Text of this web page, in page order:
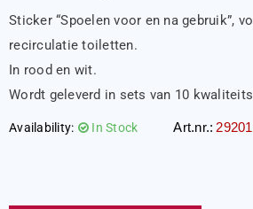
Sticker “Spoelen voor en na gebruik”,
recirculatie toiletten.
In rood en wit.
Wordt geleverd in sets van 10
Availability: In Stock Art.nr.: